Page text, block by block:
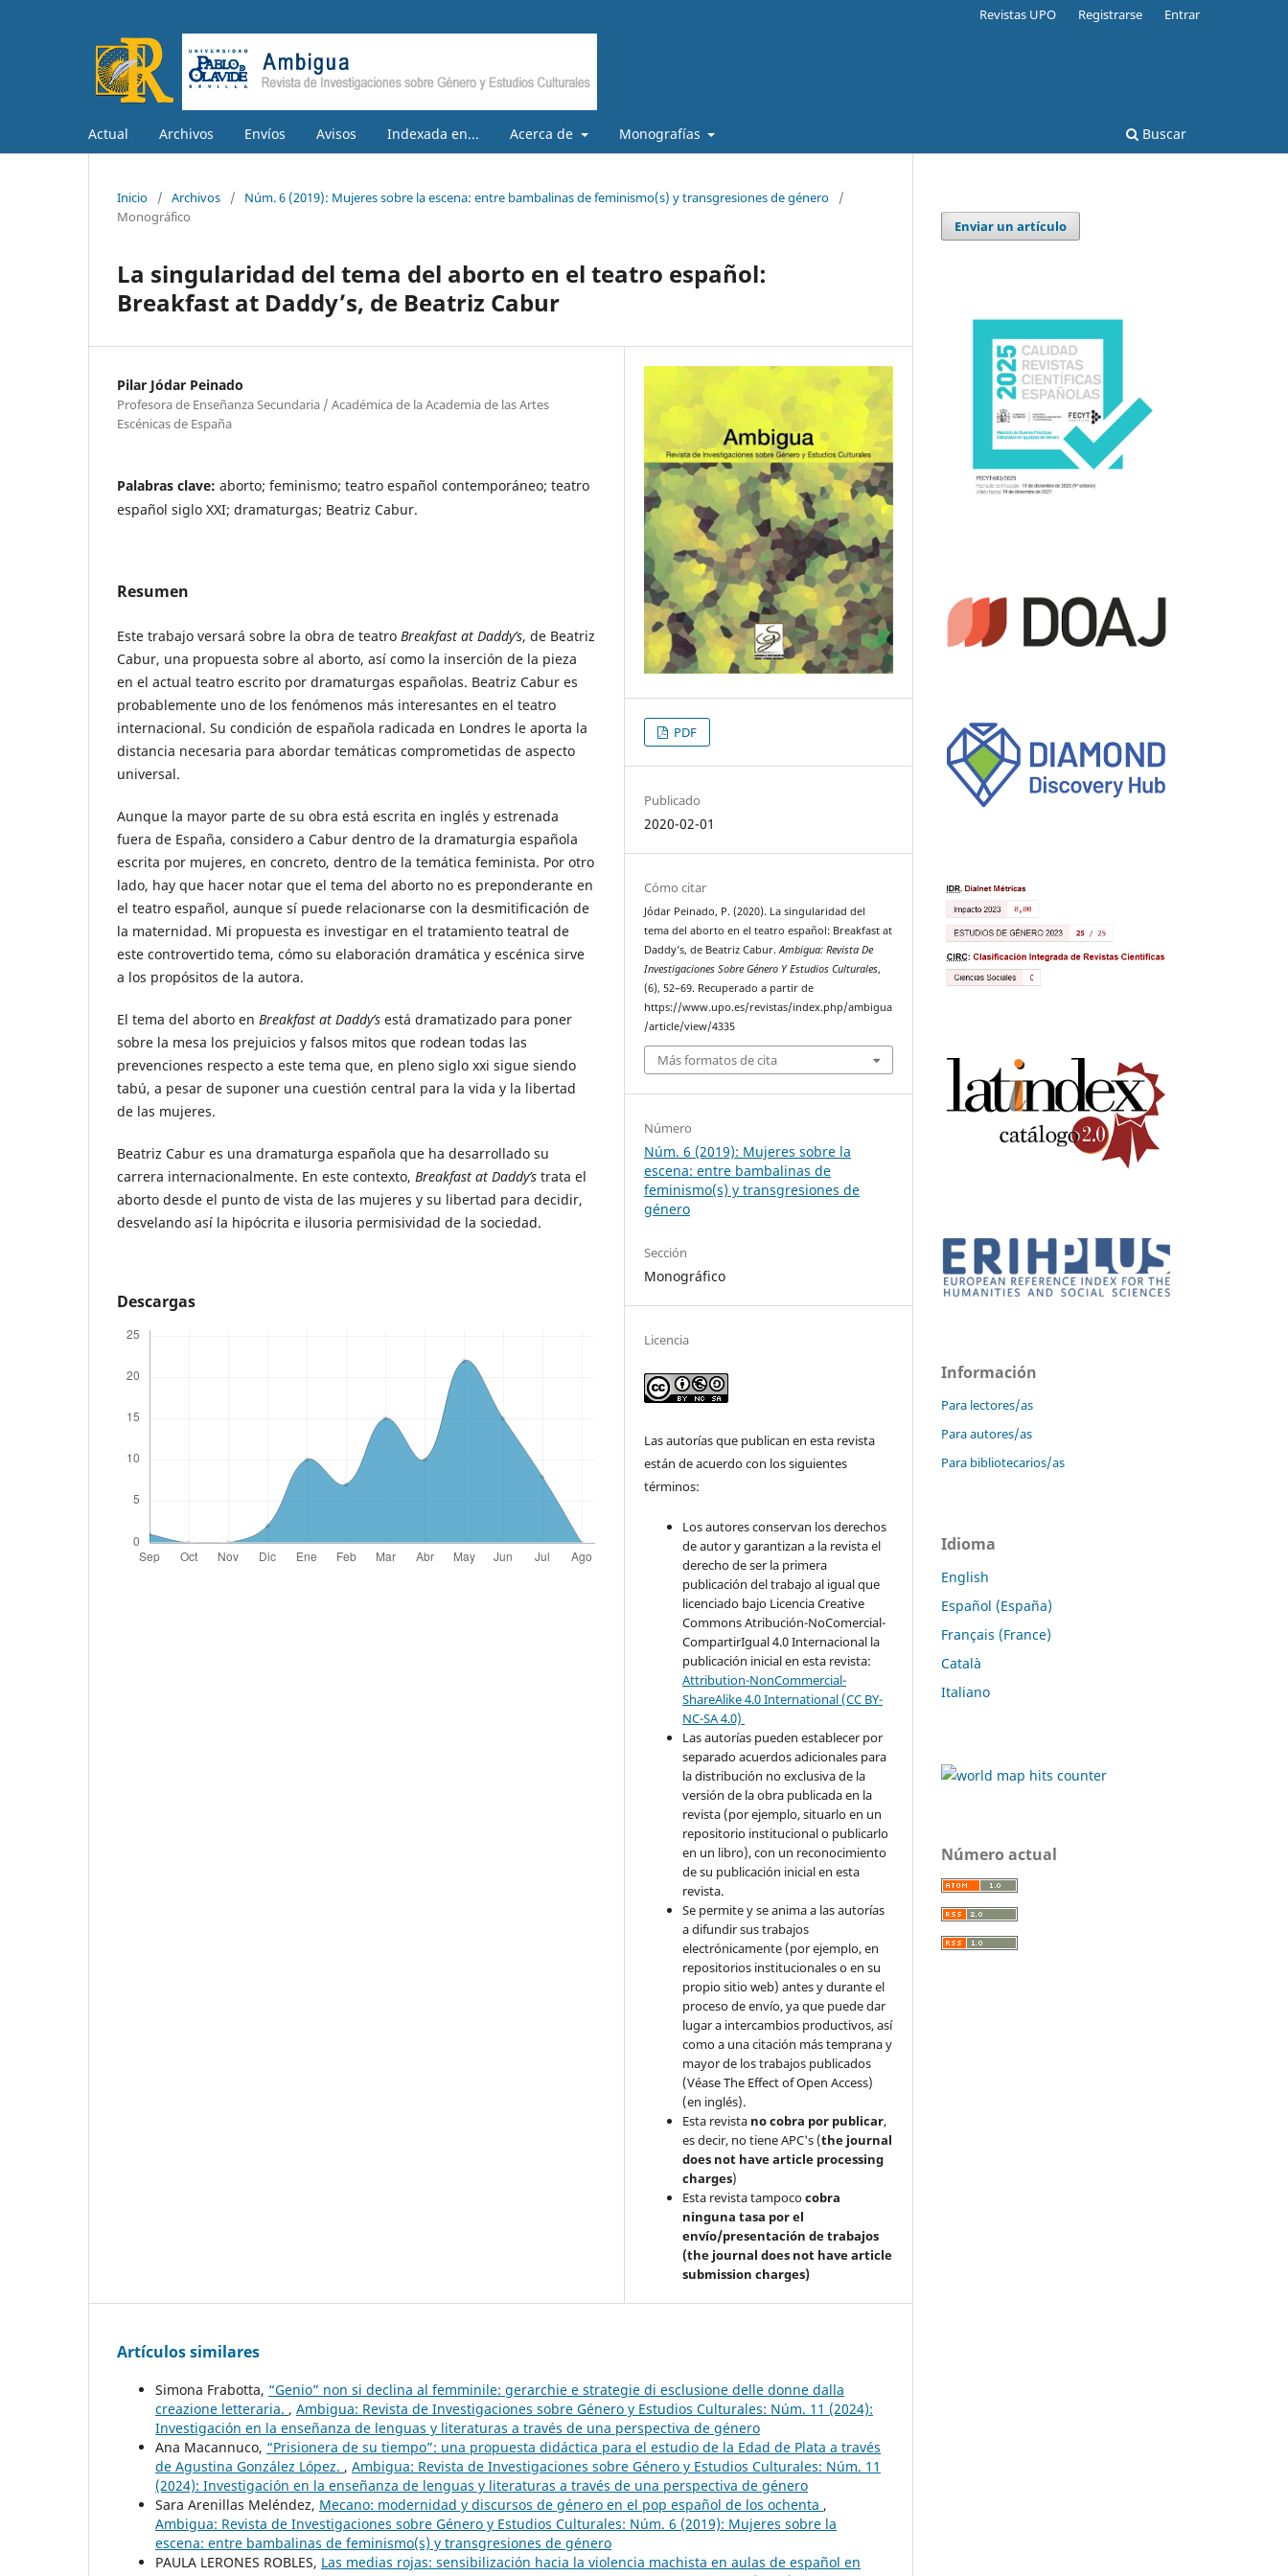
Actual Archivos Envíos Avisos Indexada en... Acerca de Monografías Buscar
Revistas UPO Registrarse Entrar
Inicio / Archivos / Núm. 6 (2019): Mujeres sobre la escena: entre bambalinas de feminismo(s) y transgresiones de género
/
Monográfico
La singularidad del tema del aborto en el teatro español:
Breakfast at Daddy’s, de Beatriz Cabur
Pilar Jódar Peinado
Profesora de Enseñanza Secundaria / Académica de la Academia de las Artes
Escénicas de España
Palabras clave: aborto; feminismo; teatro español contemporáneo; teatro
español siglo XXI; dramaturgas; Beatriz Cabur.
Resumen
Este trabajo versará sobre la obra de teatro Breakfast at Daddy’s, de Beatriz
Cabur, una propuesta sobre al aborto, así como la inserción de la pieza
en el actual teatro escrito por dramaturgas españolas. Beatriz Cabur es
probablemente uno de los fenómenos más interesantes en el teatro
internacional. Su condición de española radicada en Londres le aporta la
distancia necesaria para abordar temáticas comprometidas de aspecto
universal.
Aunque la mayor parte de su obra está escrita en inglés y estrenada
fuera de España, considero a Cabur dentro de la dramaturgia española
escrita por mujeres, en concreto, dentro de la temática feminista. Por otro
lado, hay que hacer notar que el tema del aborto no es preponderante en
el teatro español, aunque sí puede relacionarse con la desmitificación de
la maternidad. Mi propuesta es investigar en el tratamiento teatral de
este controvertido tema, cómo su elaboración dramática y escénica sirve
a los propósitos de la autora.
El tema del aborto en Breakfast at Daddy’s está dramatizado para poner
sobre la mesa los prejuicios y falsos mitos que rodean todas las
prevenciones respecto a este tema que, en pleno siglo xxi sigue siendo
tabú, a pesar de suponer una cuestión central para la vida y la libertad
de las mujeres.
Beatriz Cabur es una dramaturga española que ha desarrollado su
carrera internacionalmente. En este contexto, Breakfast at Daddy’s trata el
aborto desde el punto de vista de las mujeres y su libertad para decidir,
desvelando así la hipócrita e ilusoria permisividad de la sociedad.
Descargas
PDF
Publicado
2020-02-01
Cómo citar
Jódar Peinado, P. (2020). La singularidad del
tema del aborto en el teatro español: Breakfast at
Daddy’s, de Beatriz Cabur.Ambigua: Revista De
Investigaciones Sobre Género Y Estudios Culturales,
(6), 52–69. Recuperado a partir de
https://www.upo.es/revistas/index.php/ambigua
/article/view/4335
Más formatos de cita
Número
Núm. 6 (2019): Mujeres sobre la
escena: entre bambalinas de
feminismo(s) y transgresiones de
género
Sección
Monográfico
Licencia
Las autorías que publican en esta revista
están de acuerdo con los siguientes
términos:
Los autores conservan los derechos
de autor y garantizan a la revista el
derecho de ser la primera
publicación del trabajo al igual que
licenciado bajo Licencia Creative
Commons Atribución-NoComercial-
CompartirIgual 4.0 Internacional la
publicación inicial en esta revista:
Attribution-NonCommercial-
ShareAlike 4.0 International (CC BY-
NC-SA 4.0)
Las autorías pueden establecer por
separado acuerdos adicionales para
la distribución no exclusiva de la
versión de la obra publicada en la
revista (por ejemplo, situarlo en un
repositorio institucional o publicarlo
en un libro), con un reconocimiento
de su publicación inicial en esta
revista.
Se permite y se anima a las autorías
a difundir sus trabajos
electrónicamente (por ejemplo, en
repositorios institucionales o en su
propio sitio web) antes y durante el
proceso de envío, ya que puede dar
lugar a intercambios productivos, así
como a una citación más temprana y
mayor de los trabajos publicados
(Véase The Effect of Open Access)
(en inglés).
Esta revista no cobra por publicar,
es decir, no tiene APC's (the journal
does not have article processing
charges)
Esta revista tampococobra
ninguna tasa por el
envío/presentación de trabajos
(the journal does not have article
submission charges)
Artículos similares
Simona Frabotta, “Genio” non si declina al femminile: gerarchie e strategie di esclusione delle donne dalla
creazione letteraria. , Ambigua: Revista de Investigaciones sobre Género y Estudios Culturales: Núm. 11 (2024):
Investigación en la enseñanza de lenguas y literaturas a través de una perspectiva de género
Ana Macannuco, “Prisionera de su tiempo”: una propuesta didáctica para el estudio de la Edad de Plata a través
de Agustina González López. , Ambigua: Revista de Investigaciones sobre Género y Estudios Culturales: Núm. 11
(2024): Investigación en la enseñanza de lenguas y literaturas a través de una perspectiva de género
Sara Arenillas Meléndez, Mecano: modernidad y discursos de género en el pop español de los ochenta ,
Ambigua: Revista de Investigaciones sobre Género y Estudios Culturales: Núm. 6 (2019): Mujeres sobre la
escena: entre bambalinas de feminismo(s) y transgresiones de género
PAULA LERONES ROBLES, Las medias rojas: sensibilización hacia la violencia machista en aulas de español en
Enviar un artículo
Información
Para lectores/as
Para autores/as
Para bibliotecarios/as
Idioma
English
Español (España)
Français (France)
Català
Italiano
Número actual